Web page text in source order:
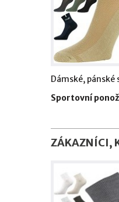
Dámské, pánské
Sportovní
ZÁKAZNÍCI,